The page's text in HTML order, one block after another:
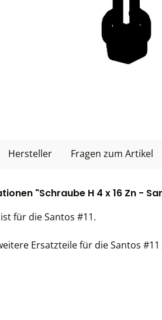
Hersteller Fragen zum Artikel
"Schraube H 4 x 16 Zn -
für die Santos #11.
Ersatzteile für die Santos